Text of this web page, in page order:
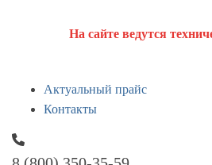
На сайте ведутся
Актуальный прайс
Контакты